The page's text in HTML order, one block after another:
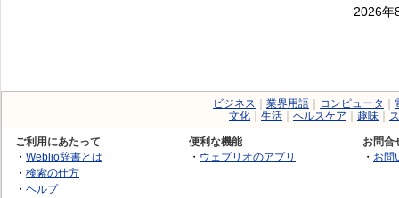
2026年
ビジネス 業界用語 コンピュータ
文化
生活 ヘルスケア 趣味
ご利用にあたって
・ Weblio辞書とは
・ 検索の仕方
・ ヘルプ
便利な機能
・ ウェブリオのアプリ
お問合
・ お問